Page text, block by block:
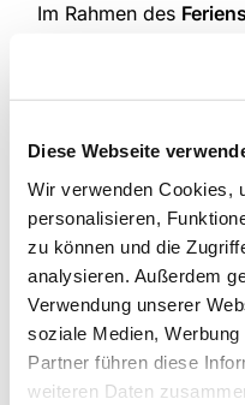
Diese Webseite
Wir verwenden Cookies,
personalisieren,
zu können und die
analysieren. Außerdem
Verwendung unserer
soziale Medien,
Partner führen diese
weiteren Daten
Im Rahmen des
2026zu einem
Weitere Informationen
Preise – folgen mit der
Wer Lust hat, kann
einmal
fett im
Alle Informationen
unsererInternetseite.